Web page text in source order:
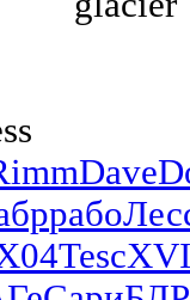
Dave
рабо
Tesc